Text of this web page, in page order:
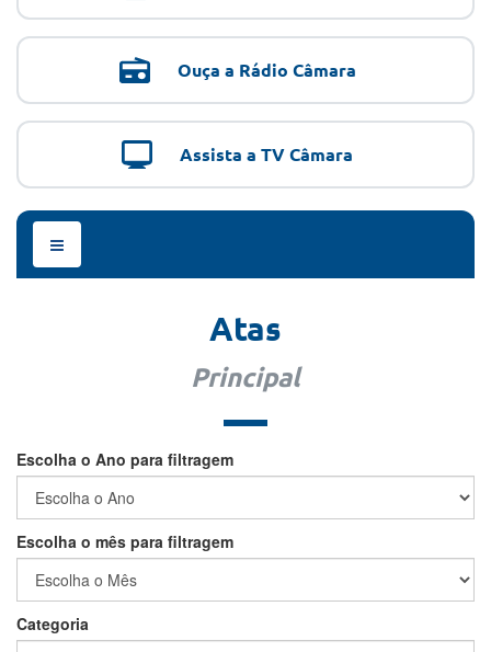
Ouça a Rádio Câmara
Assista a TV Câmara
Menu
de
Atas
Principal
Escolha o Ano para filtragem
Escolha o mês para filtragem
Categoria